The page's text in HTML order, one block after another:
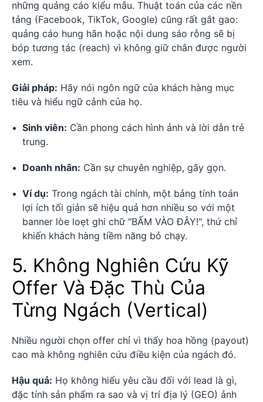
những quảng cáo kiểu mẫu. Thuật toán của các nền
tảng (Facebook, TikTok, Google) cũng rất gắt gao:
quảng cáo hung hãn hoặc nội dung sáo rỗng sẽ bị
bóp tương tác (reach) vì không giữ chân được người
xem.
Giải pháp: Hãy nói ngôn ngữ của khách hàng mục
tiêu và hiểu ngữ cảnh của họ.
Sinh viên: Cần phong cách hình ảnh và lời dẫn trẻ
trung.
Doanh nhân: Cần sự chuyên nghiệp, gãy gọn.
Ví dụ: Trong ngách tài chính, một bảng tính toán
lợi ích tối giản sẽ hiệu quả hơn nhiều so với một
banner lòe loẹt ghi chữ "BẤM VÀO ĐÂY!", thứ chỉ
khiến khách hàng tiềm năng bỏ chạy.
5. Không Nghiên Cứu Kỹ
Offer Và Đặc Thù Của
Từng Ngách (Vertical)
Nhiều người chọn offer chỉ vì thấy hoa hồng (payout)
cao mà không nghiên cứu điều kiện của ngách đó.
Hậu quả: Họ không hiểu yêu cầu đối với lead là gì,
đặc tính sản phẩm ra sao và vị trí địa lý (GEO) ảnh